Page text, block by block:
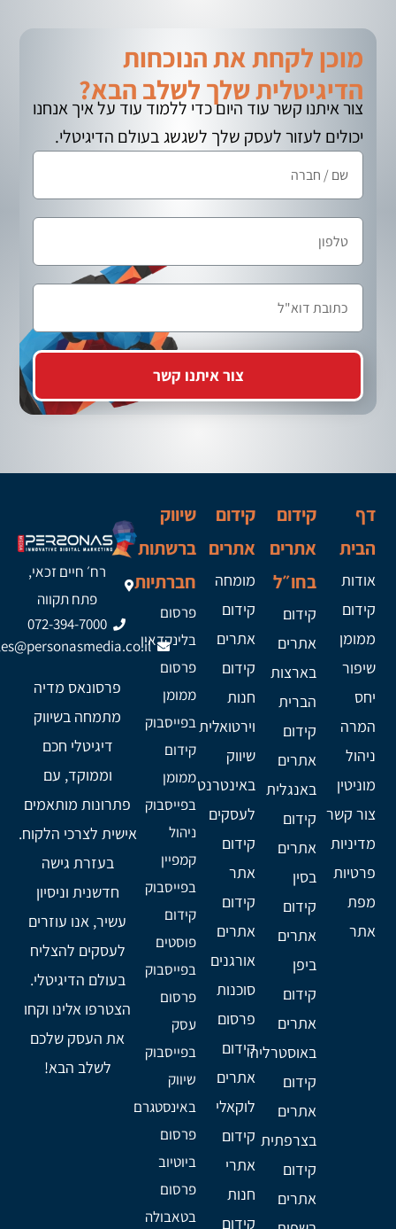
מוכן לקחת את הנוכחות
הדיגיטלית שלך לשלב הבא?
צור איתנו קשר עוד היום כדי ללמוד עוד על איך אנחנו
יכולים לעזור לעסק שלך לשגשג בעולם הדיגיטלי.
צור איתנו קשר
דף
הבית
אודות
קידום
ממומן
שיפור
יחס
המרה
ניהול
מוניטין
צור קשר
מדיניות
פרטיות
מפת
אתר
קידום
אתרים
בחו״ל
קידום
אתרים
בארצות
הברית
קידום
אתרים
באנגלית
קידום
אתרים
בסין
קידום
אתרים
ביפן
קידום
אתרים
באוסטרליה
קידום
אתרים
בצרפתית
קידום
אתרים
קידום
אתרים
מומחה
קידום
אתרים
קידום
חנות
וירטואלית
שיווק
באינטרנט
לעסקים
קידום
אתר
קידום
אתרים
אורגנים
סוכנות
פרסום
קידום
אתרים
לוקאלי
קידום
אתרי
חנות
קידום
שיווק
ברשתות
חברתיות
פרסום
בלינקדאין
פרסום
ממומן
בפייסבוק
קידום
ממומן
בפייסבוק
ניהול
קמפיין
בפייסבוק
קידום
פוסטים
בפייסבוק
פרסום
עסק
בפייסבוק
שיווק
באינסטגרם
פרסום
ביוטיוב
פרסום
בטאבולה
רח׳ חיים זכאי,
פתח תקווה
072-394-7000
פרסונאס מדיה
מתמחה בשיווק
דיגיטלי חכם
וממוקד, עם
פתרונות מותאמים
אישית לצרכי הלקוח.
בעזרת גישה
חדשנית וניסיון
עשיר, אנו עוזרים
לעסקים להצליח
בעולם הדיגיטלי.
הצטרפו אלינו וקחו
את העסק שלכם
לשלב הבא!